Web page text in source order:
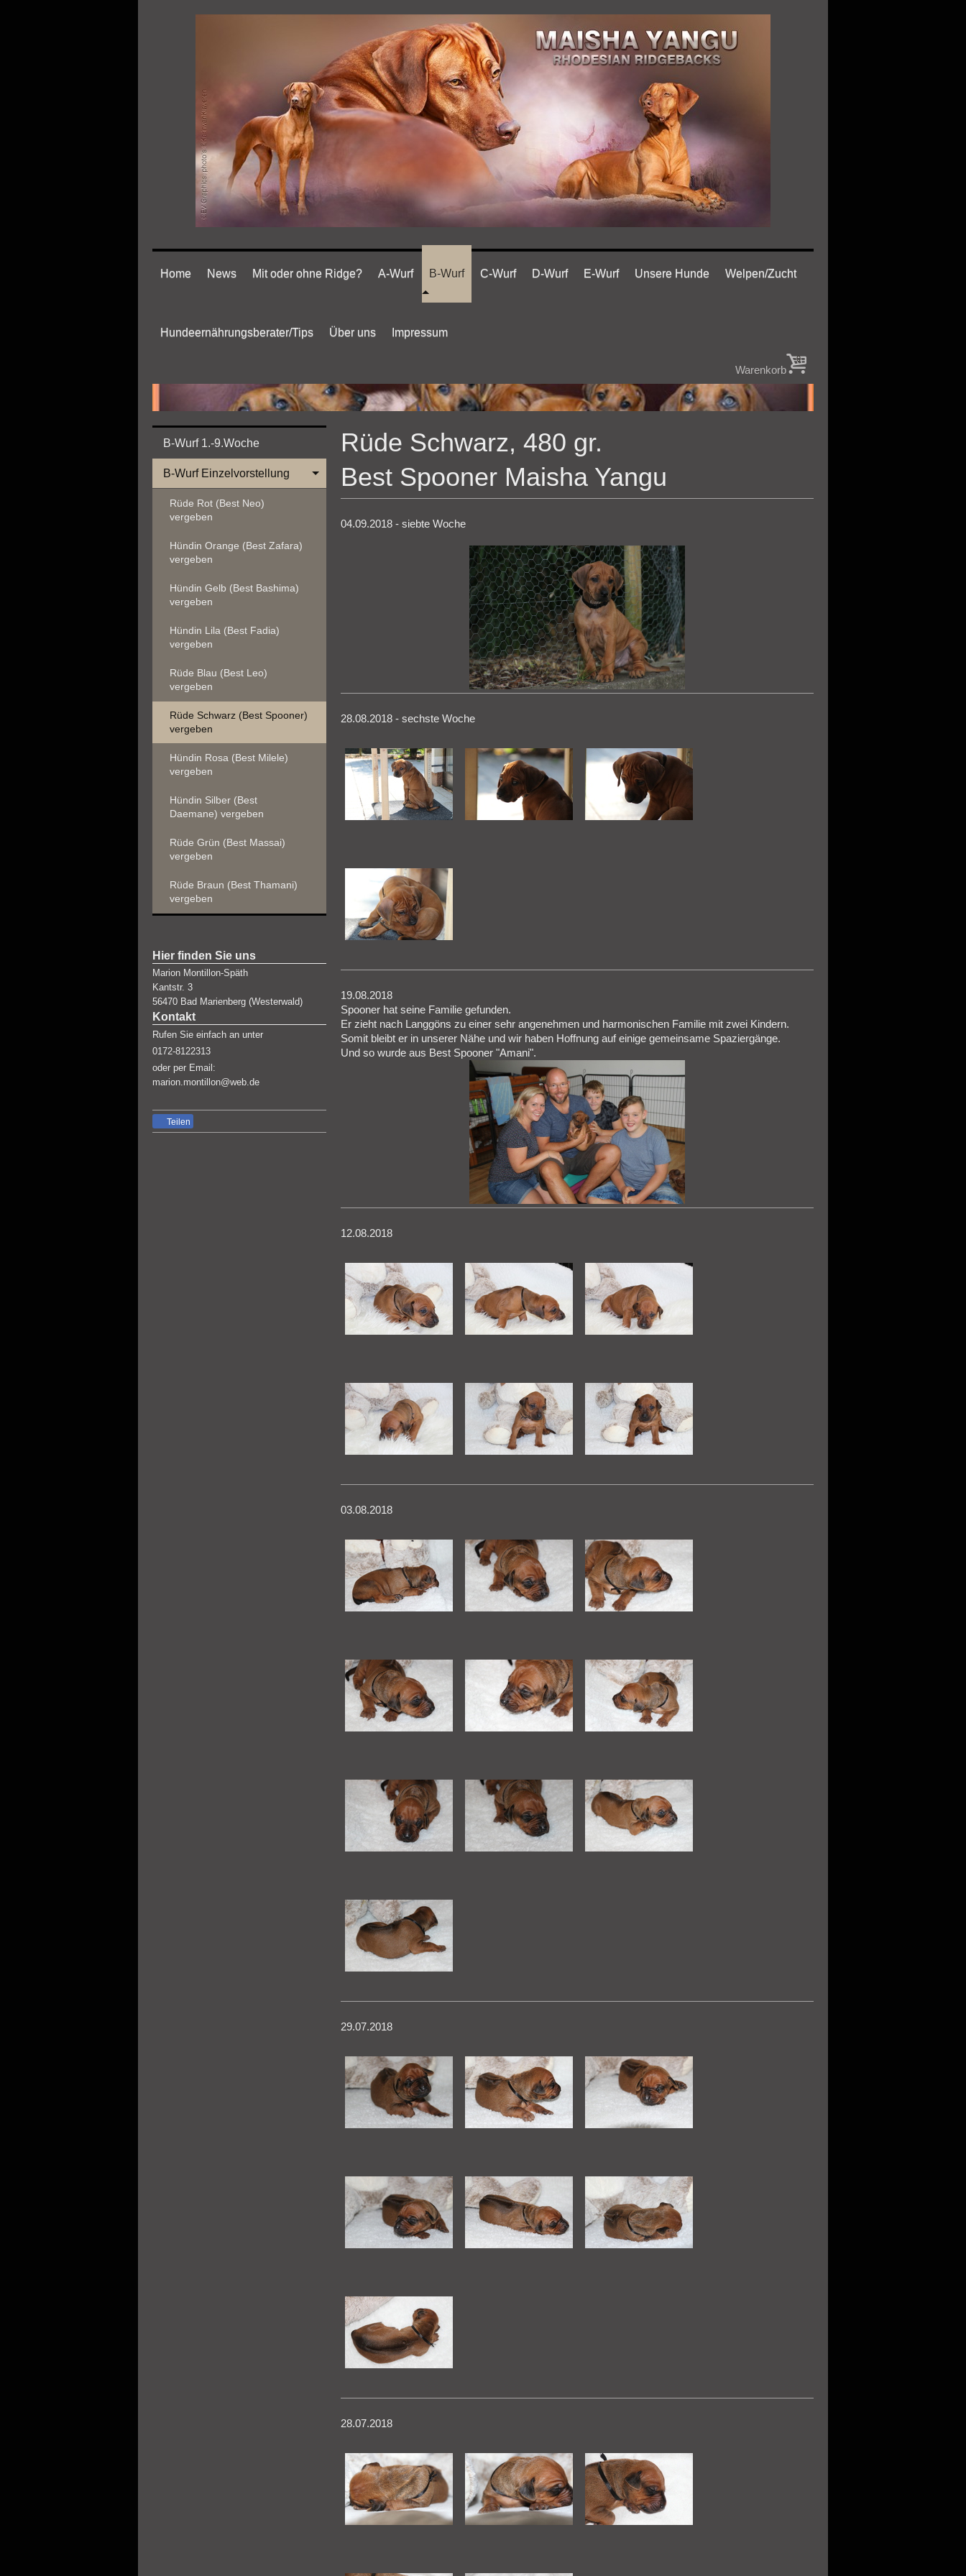
0
Warenkorb
Home News Mit oder ohne Ridge? A-Wurf B-Wurf C-Wurf D-Wurf E-Wurf Unsere Hunde Welpen/Zucht
Hundeernährungsberater/Tips Über uns Impressum
Rüde Schwarz, 480 gr.
Best Spooner Maisha Yangu
04.09.2018 - siebte Woche
28.08.2018 - sechste Woche
19.08.2018
Spooner hat seine Familie gefunden.
Er zieht nach Langgöns zu einer sehr angenehmen und harmonischen Familie mit zwei Kindern.
Somit bleibt er in unserer Nähe und wir haben Hoffnung auf einige gemeinsame Spaziergänge.
Und so wurde aus Best Spooner "Amani".
12.08.2018
03.08.2018
29.07.2018
28.07.2018
B-Wurf 1.-9.Woche
B-Wurf Einzelvorstellung
Rüde Rot (Best Neo)
vergeben
Hündin Orange (Best Zafara)
vergeben
Hündin Gelb (Best Bashima)
vergeben
Hündin Lila (Best Fadia)
vergeben
Rüde Blau (Best Leo)
vergeben
Rüde Schwarz (Best Spooner)
vergeben
Hündin Rosa (Best Milele)
vergeben
Hündin Silber (Best
Daemane) vergeben
Rüde Grün (Best Massai)
vergeben
Rüde Braun (Best Thamani)
vergeben
Hier finden Sie uns
Marion Montillon-Späth
Kantstr. 3
56470 Bad Marienberg (Westerwald)
Kontakt
Rufen Sie einfach an unter
0172-8122313
oder per Email:
marion.montillon@web.de
Teilen